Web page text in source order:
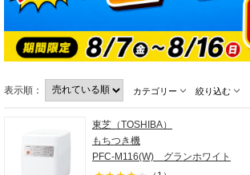
表示順： カテゴリー 絞り込む
東芝（TOSHIBA）
もちつき機
PFC-M116(W) グランホワイト